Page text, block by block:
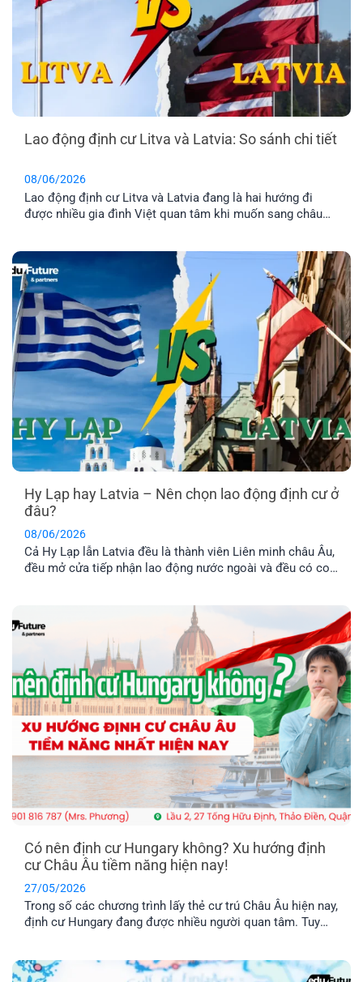
Lao động định cư Litva và Latvia: So sánh chi tiết
08/06/2026
Lao động định cư Litva và Latvia đang là hai hướng đi
được nhiều gia đình Việt quan tâm khi muốn sang châu
lương, chi phí sinh hoạt, môi trường sống [...]
Hy Lạp hay Latvia – Nên chọn lao động định cư ở
đâu?
08/06/2026
Cả Hy Lạp lẫn Latvia đều là thành viên Liên minh châu Âu,
đều mở cửa tiếp nhận lao động nước ngoài và đều có con
Có nên định cư Hungary không? Xu hướng định
cư Châu Âu tiềm năng hiện nay!
27/05/2026
Trong số các chương trình lấy thẻ cư trú Châu Âu hiện nay,
định cư Hungary đang được nhiều người quan tâm. Tuy
hiểu qua bài viết dưới đây nhé!